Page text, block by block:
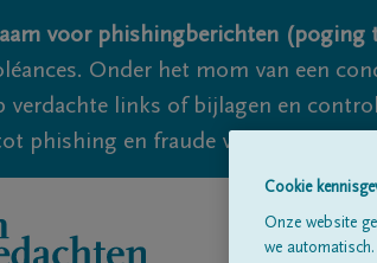
voor phishingberichten
Onder het mom van een
verdachte links of bijlagen en
phishing en fraude vallen echter
Cookie
Onze website
we